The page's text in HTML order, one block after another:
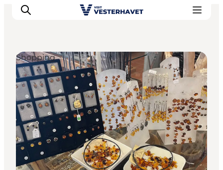
Events
Erlebnisse
Unsere Städte
Essen & Übernachtung
Tickets kaufen
Plane deine Reise
Shopping